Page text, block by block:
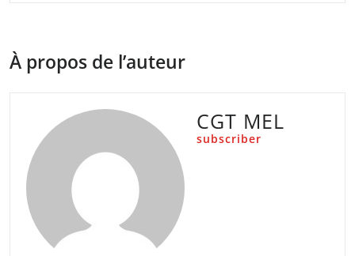
À propos de l’auteur
CGT MEL
subscriber